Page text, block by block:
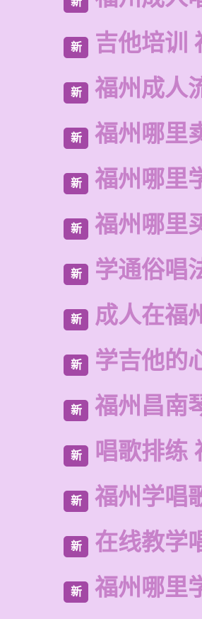
新 吉他培训
新 福州成人
新 福州哪里
新 福州哪里
新 福州哪里
新 学通俗唱
新 成人在福
新 学吉他的
新 福州昌南
新 唱歌排练
新 福州学唱
新 在线教学
新 福州哪里